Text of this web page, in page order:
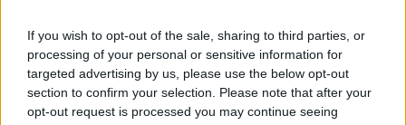
If you wish to opt-out of the sale, sharing to third parties, or
processing of your personal or sensitive information for
targeted advertising by us, please use the below opt-out
section to confirm your selection. Please note that after your
opt-out request is processed you may continue seeing
25 °
αίθριος καιρός
51%
11km/h